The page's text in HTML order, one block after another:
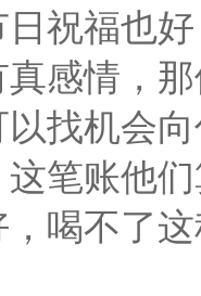
福也好
感情，
找机会
笔账他
喝不了